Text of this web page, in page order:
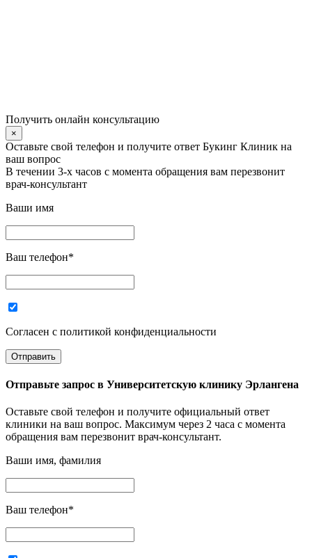
Получить онлайн консультацию
×
Оставьте свой телефон и получите ответ Букинг Клиник на
ваш вопрос
В течении 3-х часов с момента обращения вам перезвонит
врач-консультант
Ваши имя
Ваш телефон*
Согласен с политикой конфиденциальности
Отправьте запрос в Университетскую клинику Эрлангена
Оставьте свой телефон и получите официальный ответ
клиники на ваш вопрос. Максимум через 2 часа с момента
обращения вам перезвонит врач-консультант.
Ваши имя, фамилия
Ваш телефон*